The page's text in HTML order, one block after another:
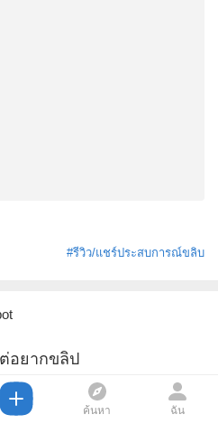
#รีวิว/แชร์ประสบการณ์ขลิบ
อยากขลิป
ำมั้ยครับ เหตุผล ...
#ถาม/ปรึกษาปัญหาขลิบ
ค้นหา ฉัน